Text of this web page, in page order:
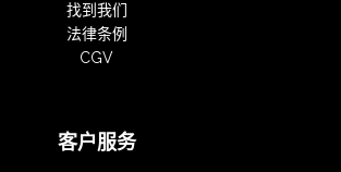
找到我们
法律条例
CGV
客户服务